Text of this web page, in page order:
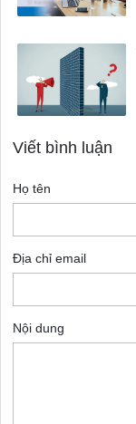
Viết bình luận
Họ tên
Địa chỉ email
Nội dung